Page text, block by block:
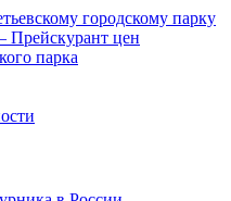
городскому парку
Прейскурант цен
парка